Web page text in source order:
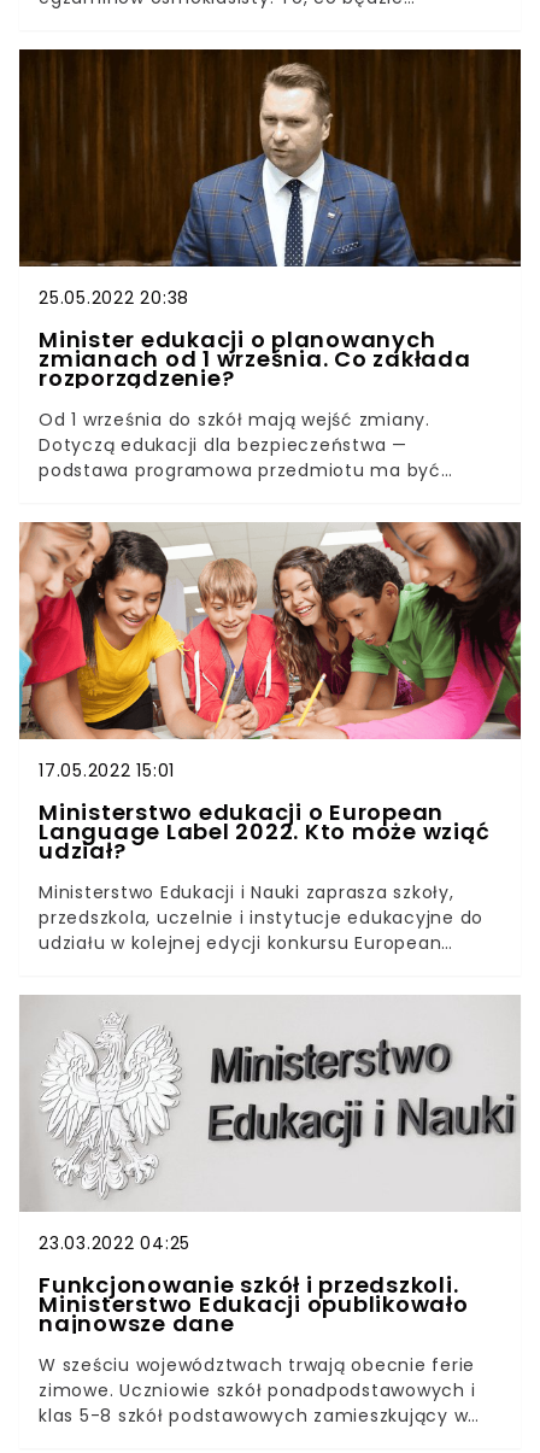
wszystkich.Ministra Barbara Nowacka chce
sprawdzić, czy kiepskie wyniki na egzaminach nie
są wynikiem złego przygotowania nauczycieli do
pracy. Kuratorzy skontrolują jak i czy realizują oni
obowiązek doskonalenia zawodowego.
25.05.2022 20:38
Minister edukacji o planowanych
zmianach od 1 września. Co zakłada
rozporządzenie?
Od 1 września do szkół mają wejść zmiany.
Dotyczą edukacji dla bezpieczeństwa —
podstawa programowa przedmiotu ma być
zaprezentował projekt rozporządzenia.Projekt
nowelizacji rozporządzenia ws. podstawy
programowej kształcenia ogólnego dla liceum
ogólnokształcącego, technikum oraz branżowej
szkoły II stopnia, w środę został skierowany do
konsultacji publicznych. Proponowane przez
ministra Przemysława Czarnka zmiany mają
wejść w życiu na początku przyszłego roku
szkolnego.
17.05.2022 15:01
Ministerstwo edukacji o European
Language Label 2022. Kto może wziąć
udział?
Ministerstwo Edukacji i Nauki zaprasza szkoły,
przedszkola, uczelnie i instytucje edukacyjne do
udziału w kolejnej edycji konkursu European
wyróżnienie, jakim jest Europejski znak
innowacyjności w dziedzinie nauczania i uczenia
się języków obcych (ELL).Konkurs European
Language Label (Europejski znak innowacyjności
w dziedzinie nauczania i uczenia się języków
obcych) skierowany jest do przedszkoli szkół,
uczelni i instytucji edukacyjnych. Nagroda w
konkursie przyznawana jest za projekt językowy
realizowany pod opieką koordynatora w instytucji
23.03.2022 04:25
Funkcjonowanie szkół i przedszkoli.
Ministerstwo Edukacji opublikowało
najnowsze dane
W sześciu województwach trwają obecnie ferie
zimowe. Uczniowie szkół ponadpodstawowych i
klas 5-8 szkół podstawowych zamieszkujący w